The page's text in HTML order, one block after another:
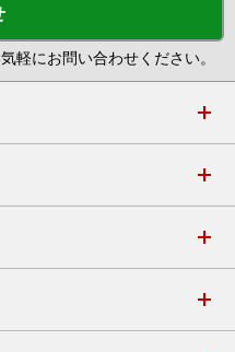
軽にお問い合わせください。